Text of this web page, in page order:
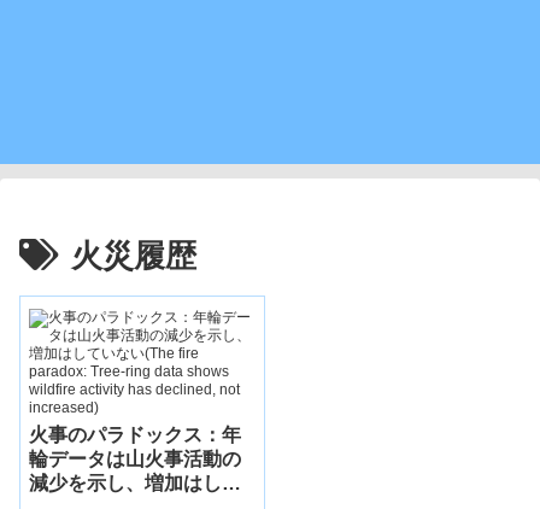
火災履歴
火事のパラドックス：年
輪データは山火事活動の
減少を示し、増加はして